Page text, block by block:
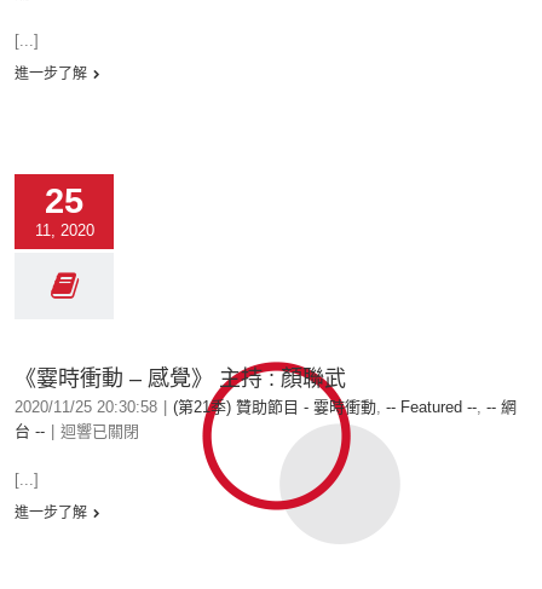
[...]
進一步了解
25
11, 2020
《霎時衝動 – 感覺》 主持 : 顏聯武
2020/11/25 20:30:58 (第21季) 贊助節目 - 霎時衝動, -- Featured --, -- 網
台 --
迴響已關閉
[...]
進一步了解